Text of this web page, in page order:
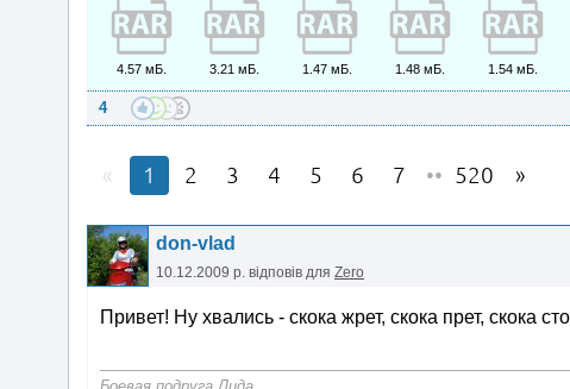
4.57 мБ. 3.21 мБ. 1.47 мБ. 1.48 мБ. 1.54 мБ.
4
1 2 3 4 5 6 7 •• 520
don-vlad
10.12.2009 р. відповів для Zero
Привет! Ну хвались - скока жрет, скока прет, скока